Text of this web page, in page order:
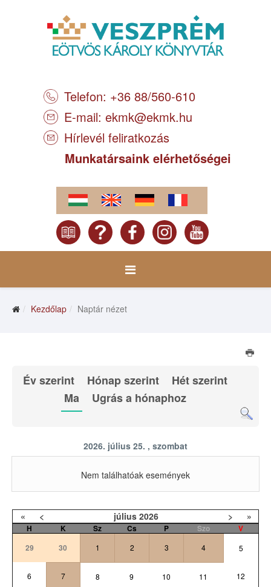
Telefon: +36 88/560-610
E-mail: ekmk@ekmk.hu
Hírlevél feliratkozás
Munkatársaink elérhetőségei
Kezdőlap Naptár nézet
Év szerint Hónap szerint
Hét szerint
Ma
Ugrás a hónaphoz
2026. július 25. , szombat
Nem találhatóak események
« < július 2026 > »
H K Sz Cs P Szo
V
29
30 1 2 3 4 5
6 7 8 9 10 11 12